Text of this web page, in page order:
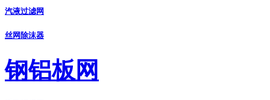
汽液过滤网
丝网除沫器
钢铝板网